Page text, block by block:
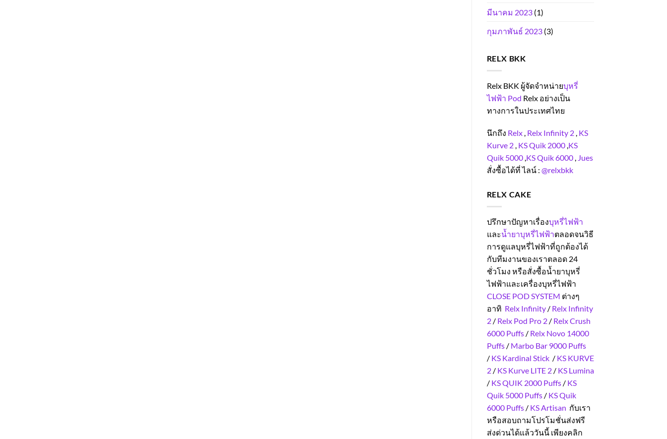
มีนาคม 2023(1)
กุมภาพันธ์ 2023(3)
RELX BKK
Relx BKK ผู้จัดจำหน่ายบุหรี่
ไฟฟ้า Pod Relx อย่างเป็น
ทางการในประเทศไทย
นึกถึง Relx, Relx Infinity 2, KS
Kurve 2, KS Quik 2000,KS
Quik 5000,KS Quik 6000, Jues
สั่งซื้อได้ที่ ไลน์ : @relxbkk
RELX CAKE
ปรึกษาปัญหาเรื่องบุหรี่ไฟฟ้า
และน้ำยาบุหรี่ไฟฟ้าตลอดจนวิธี
การดูแลบุหรี่ไฟฟ้าที่ถูกต้องได้
กับทีมงานของเราตลอด 24
ชั่วโมง หรือสั่งซื้อน้ำยาบุหรี่
ไฟฟ้าและเครื่องบุหรี่ไฟฟ้า
CLOSE POD SYSTEM ต่างๆ
อาทิ Relx Infinity/ Relx Infinity
2/ Relx Pod Pro 2/ Relx Crush
6000 Puffs/ Relx Novo 14000
Puffs/ Marbo Bar 9000 Puffs
/ KS Kardinal Stick/ KS KURVE
2/ KS Kurve LITE 2/ KS Lumina
/ KS QUIK 2000 Puffs/ KS
Quik 5000 Puffs/ KS Quik
6000 Puffs/ KS Artisan กับเรา
หรือสอบถามโปรโมชั่นส่งฟรี
ส่งด่วนได้แล้ววันนี้ เพียงคลิก